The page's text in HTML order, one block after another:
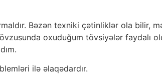
Bəzən texniki çətinliklər ola bilir,
oxuduğum tövsiyələr faydalı
ilə əlaqədardır.